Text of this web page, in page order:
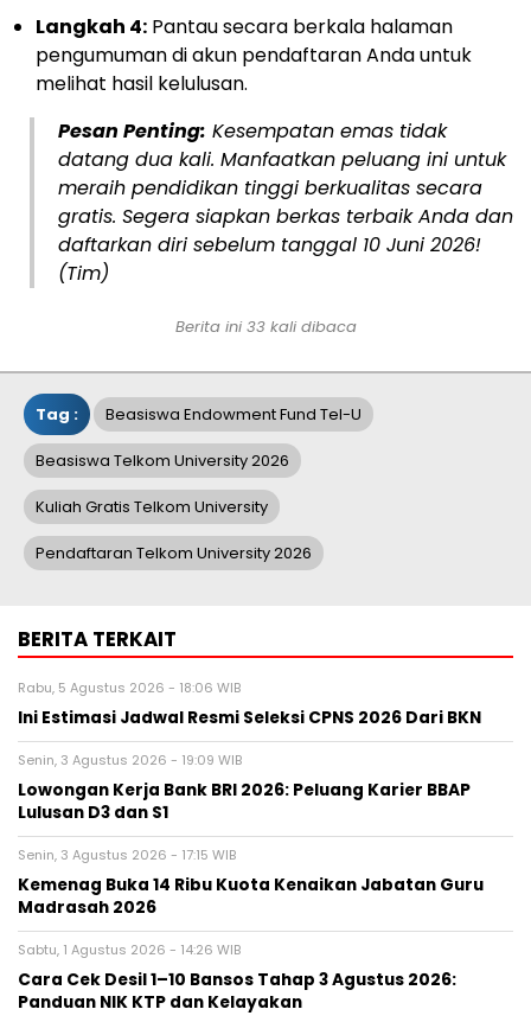
Langkah 4: Pantau secara berkala halaman
pengumuman di akun pendaftaran Anda untuk
melihat hasil kelulusan.
Pesan Penting: Kesempatan emas tidak
datang dua kali. Manfaatkan peluang ini untuk
meraih pendidikan tinggi berkualitas secara
gratis. Segera siapkan berkas terbaik Anda dan
daftarkan diri sebelum tanggal 10 Juni 2026!
(Tim)
Berita ini 33 kali dibaca
Tag : Beasiswa Endowment Fund Tel-U
Beasiswa Telkom University 2026
Kuliah Gratis Telkom University
Pendaftaran Telkom University 2026
BERITA TERKAIT
Rabu, 5 Agustus 2026 - 18:06 WIB
Ini Estimasi Jadwal Resmi Seleksi CPNS 2026 Dari BKN
Senin, 3 Agustus 2026 - 19:09 WIB
Lowongan Kerja Bank BRI 2026: Peluang Karier BBAP
Lulusan D3 dan S1
Senin, 3 Agustus 2026 - 17:15 WIB
Kemenag Buka 14 Ribu Kuota Kenaikan Jabatan Guru
Madrasah 2026
Sabtu, 1 Agustus 2026 - 14:26 WIB
Cara Cek Desil 1–10 Bansos Tahap 3 Agustus 2026:
Panduan NIK KTP dan Kelayakan